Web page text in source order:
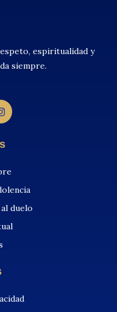
espiritualidad y
siempre.
duelo